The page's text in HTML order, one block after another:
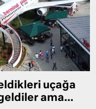
uçağa
ama…